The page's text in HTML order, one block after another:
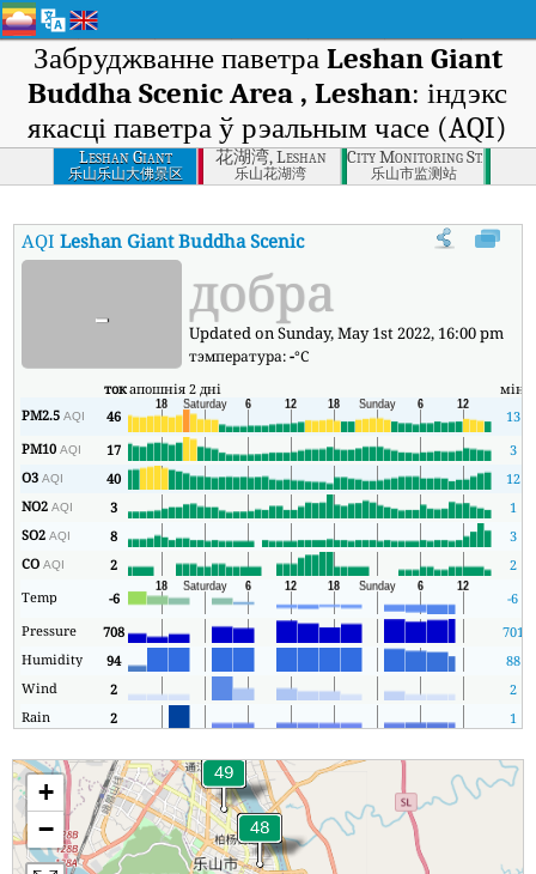
Забруджванне паветра Leshan Giant
Buddha Scenic Area , Leshan: індэкс
якасці паветра ў рэальным часе (AQI)
Leshan Giant
Buddha Scenic Area
, Leshan
乐山乐山大佛景区
花湖湾, Leshan
乐山花湖湾
City Monitoring Station,
乐山市监测站
AQILeshan Giant Buddha Scenic Area , Leshan :Індэкс
- добра
Updated on Sunday, May 1st 2022, 16:00 pm
тэмпература:-°C
токапошнія 2 дні мін
PM2.5AQI 46 13
PM10AQI 17
3
O3AQI 40
12
NO2AQI 3
1
SO2AQI 8
3
COAQI 2
2
Temp
-6
-6
Pressure
708 701
Humidity
94 88
Wind
2
2
Rain
2 1
+
−